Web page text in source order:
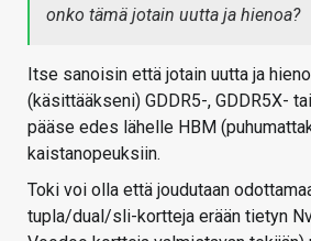
onko tämä jotain uutta ja hienoa?
Itse sanoisin että jotain uutta ja
(käsittääkseni) GDDR5-, GDDR5X-
pääse edes lähelle HBM
kaistanopeuksiin.
Toki voi olla että joudutaan
tupla/dual/sli-kortteja erään tietyn